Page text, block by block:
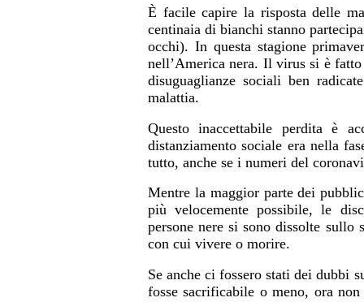
È facile capire la risposta delle
centinaia di bianchi stanno
occhi). In questa stagione
nell’America nera. Il virus si è
disuguaglianze sociali ben
malattia.
Questo inaccettabile perdita è
distanziamento sociale era nella
tutto, anche se i numeri del
Mentre la maggior parte dei
più velocemente possibile, le
persone nere si sono dissolte sullo
con cui vivere o morire.
Se anche ci fossero stati dei dubbi
fosse sacrificabile o meno, ora